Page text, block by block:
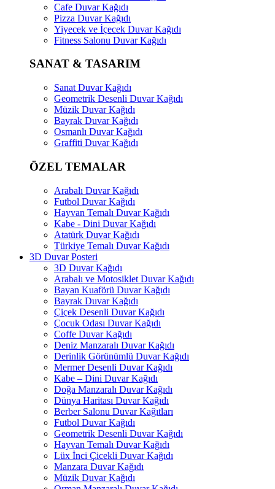
Cafe Duvar Kağıdı
Pizza Duvar Kağıdı
Yiyecek ve İçecek Duvar Kağıdı
Fitness Salonu Duvar Kağıdı
SANAT & TASARIM
Sanat Duvar Kağıdı
Geometrik Desenli Duvar Kağıdı
Müzik Duvar Kağıdı
Bayrak Duvar Kağıdı
Osmanlı Duvar Kağıdı
Graffiti Duvar Kağıdı
ÖZEL TEMALAR
Arabalı Duvar Kağıdı
Futbol Duvar Kağıdı
Hayvan Temalı Duvar Kağıdı
Kabe - Dini Duvar Kağıdı
Atatürk Duvar Kağıdı
Türkiye Temalı Duvar Kağıdı
3D Duvar Posteri
3D Duvar Kağıdı
Arabalı ve Motosiklet Duvar Kağıdı
Bayan Kuaförü Duvar Kağıdı
Bayrak Duvar Kağıdı
Çiçek Desenli Duvar Kağıdı
Çocuk Odası Duvar Kağıdı
Coffe Duvar Kağıdı
Deniz Manzaralı Duvar Kağıdı
Derinlik Görünümlü Duvar Kağıdı
Mermer Desenli Duvar Kağıdı
Kabe – Dini Duvar Kağıdı
Doğa Manzaralı Duvar Kağıdı
Dünya Haritası Duvar Kağıdı
Berber Salonu Duvar Kağıtları
Futbol Duvar Kağıdı
Geometrik Desenli Duvar Kağıdı
Hayvan Temalı Duvar Kağıdı
Lüx İnci Çicekli Duvar Kağıdı
Manzara Duvar Kağıdı
Müzik Duvar Kağıdı